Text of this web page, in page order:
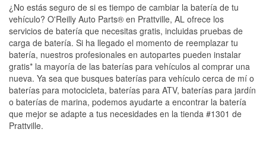
¿No estás seguro de si es tiempo de cambiar la batería de tu
vehículo? O'Reilly Auto Parts® en Prattville, AL ofrece los
servicios de batería que necesitas gratis, incluidas pruebas de
carga de batería. Si ha llegado el momento de reemplazar tu
batería, nuestros profesionales en autopartes pueden instalar
gratis* la mayoría de las baterías para vehículos al comprar una
nueva. Ya sea que busques baterías para vehículo cerca de mí o
baterías para motocicleta, baterías para ATV, baterías para jardín
o baterías de marina, podemos ayudarte a encontrar la batería
que mejor se adapte a tus necesidades en la tienda #1301 de
Prattville.